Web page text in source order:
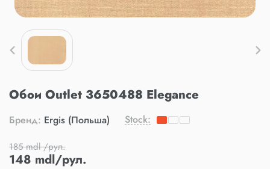
Обои Outlet 3650488 Elegance
Бренд: Ergis (Польша) Stock:
185 mdl /рул.
148 mdl/рул.